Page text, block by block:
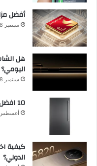
أفضل
سبتمبر 18, 2025
هل
اليومي؟
سبتمبر 18, 2025
10 افضل فريزر عمودي​ في السعودية​ 2025
أغسطس 23,
كيفية
الدولي؟